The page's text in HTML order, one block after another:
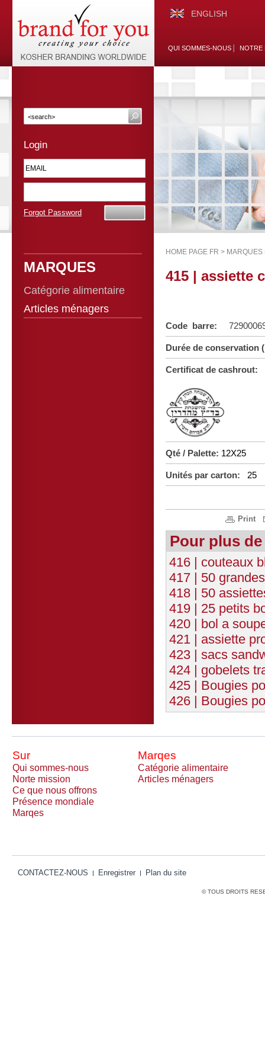
ENGLISH
QUI SOMMES-NOUS NOTRE
Login
Forgot Password
MARQUES
Catégorie alimentaire
Articles ménagers
HOME PAGE FR > MARQUES
415 | assiette
Code barre:
Durée de conservation
Certificat de cashrout:
Qté / Palette: 12X25
Unités par carton: 25
Print
Pour plus
416 | couteaux
417 | 50
418 | 50
419 | 25 petits
420 | bol a
421 | assiette
423 | sacs
424 | gobelets
425 | Bougies
426 | Bougies
Sur Marqes
Qui sommes-nous
Catégorie alimentaire
Norte mission
Articles ménagers
Ce que nous offrons
Présence mondiale
Marqes
CONTACTEZ-NOUS Enregistrer Plan du site
© TOUS DROITS